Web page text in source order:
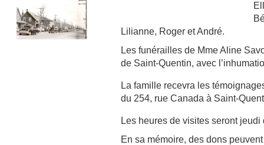
Lilianne, Roger et André.
Les funérailles de Mme Aline
de Saint-Quentin, avec
La famille recevra les
du 254, rue Canada à Saint-
Les heures de visites seront
En sa mémoire, des dons